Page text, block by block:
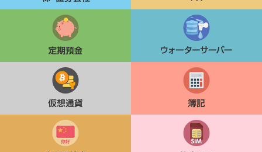
定期貯金 ウォーターサーバー
仮想通貨 簿記
中国語検定 格安SIM